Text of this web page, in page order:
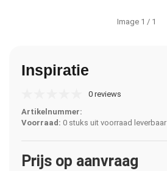
Image 1 / 1
Inspiratie
0 reviews
Artikelnummer:
Voorraad: 0 stuks uit voorraad leverbaar
Prijs op aanvraag